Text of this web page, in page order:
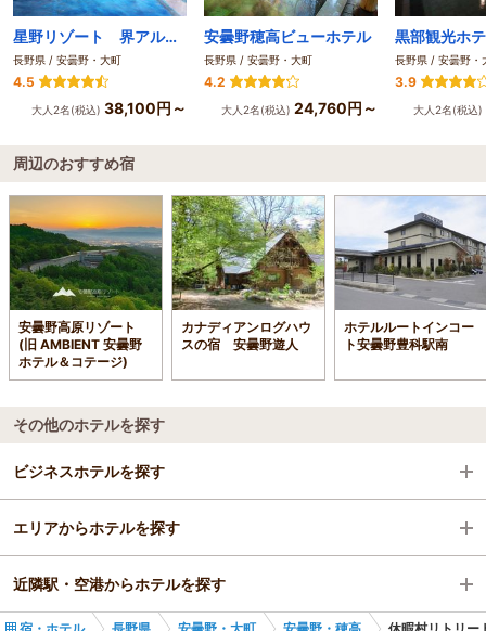
星野リゾート 界アルプス
長野県 / 安曇野・大町
4.5
大人2名(税込) 38,100円～
安曇野穂高ビューホテル
長野県 / 安曇野・大町
4.2
大人2名(税込) 24,760円～
黒部観光ホ
長野県 / 安曇野・
3.9
大人2名(税込)
周辺のおすすめ宿
安曇野高原リゾート
(旧 AMBIENT 安曇野
ホテル＆コテージ)
カナディアンログハウ
スの宿 安曇野遊人
ホテルルートインコー
ト安曇野豊科駅南
その他のホテルを探す
ビジネスホテルを探す
長野県
安曇野・大町
エリアからホテルを探す
長野県
近隣駅・空港からホテルを探す